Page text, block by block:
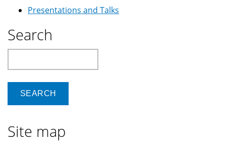
القرار
مصر
بعد
Presentations and Talks
Search
Site map